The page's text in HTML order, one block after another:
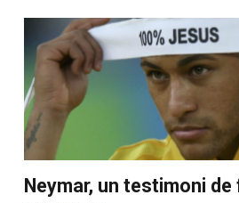
Neymar, un testimoni